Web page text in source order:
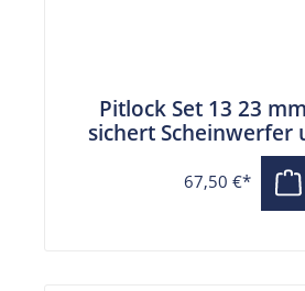
Pitlock Set 13 23
sichert Scheinwerfer
M5
67,50 €*